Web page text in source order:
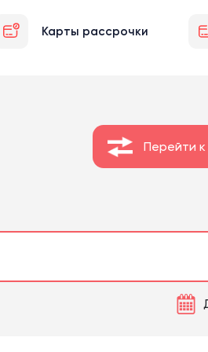
Карты рассрочки
Перейти